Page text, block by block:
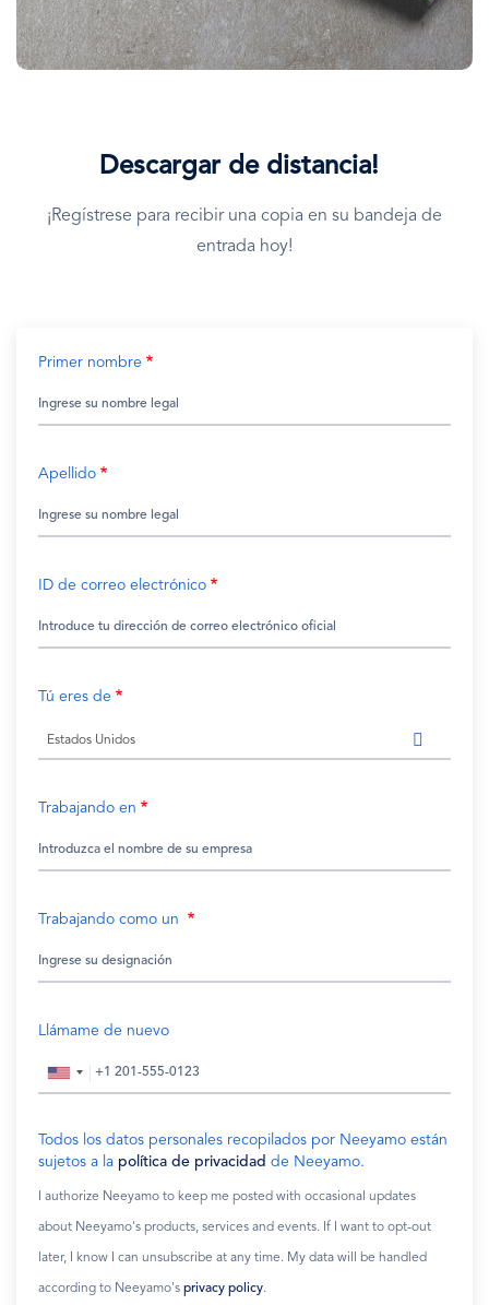
Descargar de distancia!
¡Regístrese para recibir una copia en su bandeja de
entrada hoy!
Primer nombre
Apellido
ID de correo electrónico
Tú eres de
Estados Unidos
Trabajando en
Trabajando como un
Llámame de nuevo
Todos los datos personales recopilados por Neeyamo están
sujetos a la política de privacidad de Neeyamo.
I authorize Neeyamo to keep me posted with occasional updates
about Neeyamo's products, services and events. If I want to opt-out
later, I know I can unsubscribe at any time. My data will be handled
according to Neeyamo's privacy policy.